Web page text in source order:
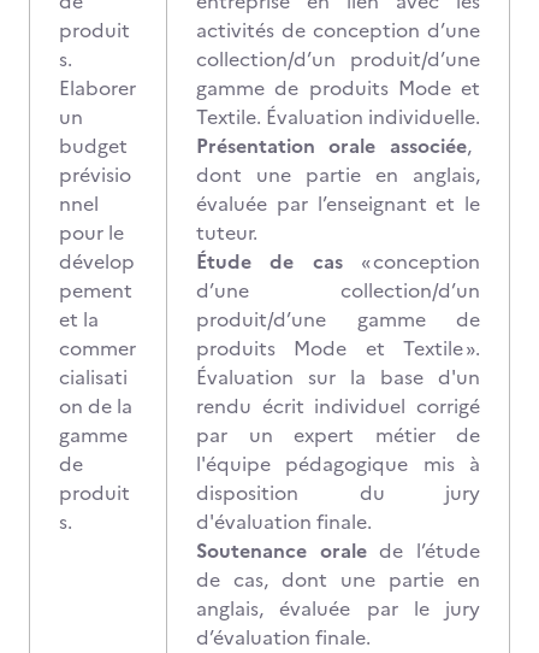
produit
s.
Elaborer
un
budget
prévisio
nnel
pour le
dévelop
pement
et la
commer
cialisati
on de la
gamme
de
produit
s.
activités de conception d’une
collection/d’un produit/d’une
gamme de produits Mode et
Textile. Évaluation individuelle.
Présentation orale associée,
dont une partie en anglais,
évaluée par l’enseignant et le
tuteur.
Étude de cas« conception
d’une collection/d’un
produit/d’une gamme de
produits Mode et Textile ».
Évaluation sur la base d'un
rendu écrit individuel corrigé
par un expert métier de
l'équipe pédagogique mis à
disposition du jury
d'évaluation finale.
Soutenance oralede l’étude
de cas, dont une partie en
anglais, évaluée par le jury
d’évaluation finale.